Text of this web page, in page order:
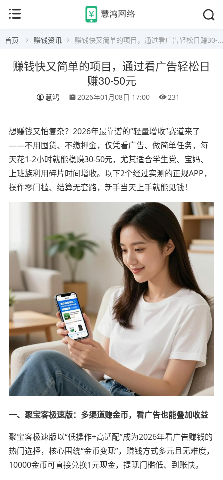
首页 赚钱资讯 赚钱快又简单的项目，通过看广告轻松日赚30-50元
赚钱快又简单的项目，通过看广告轻松日
赚30-50元
慧鸿 2026年01月08日 17:00 231
想赚钱又怕复杂？2026年最靠谱的“轻量增收”赛道来了
——不用囤货、不缴押金，仅凭看广告、做简单任务，每
天花1-2小时就能稳赚30-50元，尤其适合学生党、宝妈、
上班族利用碎片时间增收。以下2个经过实测的正规APP，
操作零门槛、结算无套路，新手当天上手就能见钱！
一、聚宝客极速版：多渠道赚金币，看广告也能叠加收益
聚宝客极速版以“低操作+高适配”成为2026年看广告赚钱的
热门选择，核心围绕“金币变现”，赚钱方式多元且无难度，
10000金币可直接兑换1元现金，提现门槛低、到账快。